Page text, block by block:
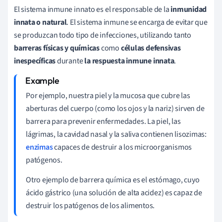
El sistema inmune innato es el responsable de lainmunidad
innata o natural. El sistema inmune se encarga de evitar que
se produzcan todo tipo de infecciones, utilizando tanto
barreras físicas y químicascomocélulas defensivas
inespecíficasdurantela respuesta inmune innata.
Por ejemplo, nuestra piel y la mucosa que cubre las
aberturas del cuerpo (como los ojos y la nariz) sirven de
barrera para prevenir enfermedades. La piel, las
lágrimas, la cavidad nasal y la saliva contienen lisozimas:
enzimascapaces de destruir a los microorganismos
patógenos.
Otro ejemplo de barrera química es el estómago, cuyo
ácido gástrico (una solución de alta acidez) es capaz de
destruir los patógenos de los alimentos.